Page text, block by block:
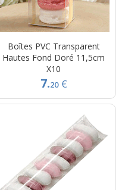
Boîtes PVC Transparent
Hautes Fond Doré 11,5cm
X10
7.20 €